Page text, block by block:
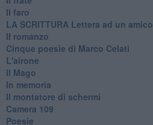
Il faro
​LA SCRITTURA Lettera ad un amico
Il romanzo
Cinque poesie di Marco Celati
L'airone
Il Mago
In memoria
Il montatore di schermi
Camera 109
Poesie